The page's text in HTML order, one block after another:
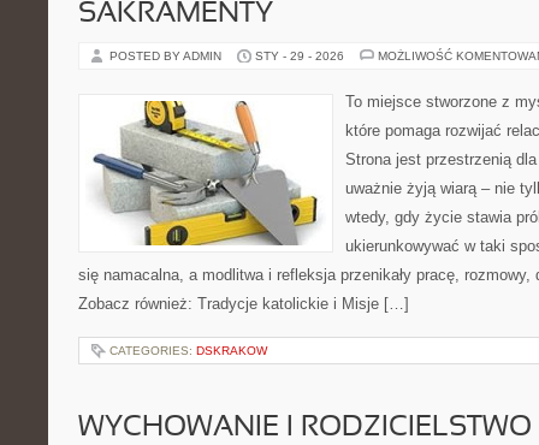
SAKRAMENTY
POSTED BY ADMIN STY - 29 - 2026 MOŻLIWOŚĆ
To miejsce stworzone z
które pomaga rozwijać
Strona jest przestrzenią
uważnie żyją wiarą – nie
wtedy, gdy życie stawia
ukierunkowywać w taki
się namacalna, a modlitwa i refleksja przenikały pracę,
Zobacz również: Tradycje katolickie i Misje […]
CATEGORIES: DSKRAKOW
WYCHOWANIE I RODZICIELSTWO